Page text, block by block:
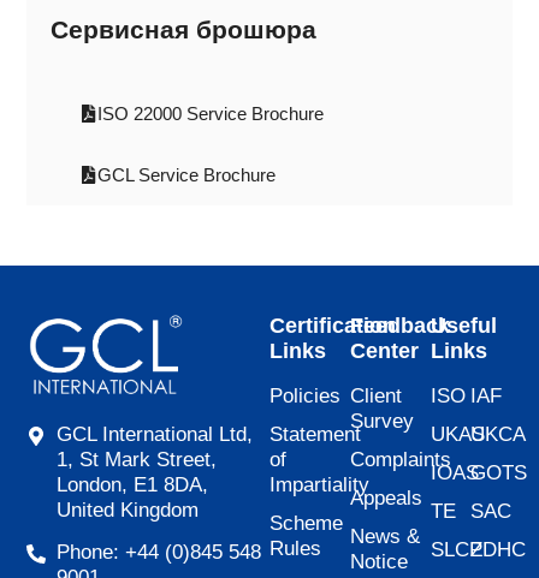
Сервисная брошюра
ISO 22000 Service Brochure
GCL Service Brochure
GCL International Ltd,
1, St Mark Street,
London, E1 8DA,
United Kingdom
Phone: +44 (0)845 548
Certification
Links
Policies
Statement
of
Impartiality
Scheme
Rules
Feedback
Center
Client
Survey
Complaints
Appeals
News &
Notice
Useful
Links
ISO
UKAS
IOAS
TE
SLCP
IAF
UKCA
GOTS
SAC
ZDHC